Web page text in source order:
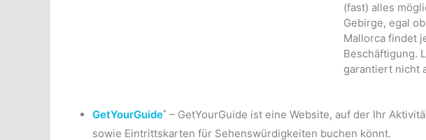
(fast) alles
Gebirge, egal
Mallorca findet
Beschäftigung.
garantiert nicht
GetYourGuide* – GetYourGuide ist eine Website, auf der Ihr
sowie Eintrittskarten für Sehenswürdigkeiten buchen könnt.